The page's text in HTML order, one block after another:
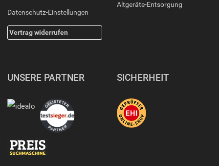
Datenschutz-Einstellungen
Vertrag widerrufen
Altgeräte-Entsorgung
UNSERE PARTNER SICHERHEIT